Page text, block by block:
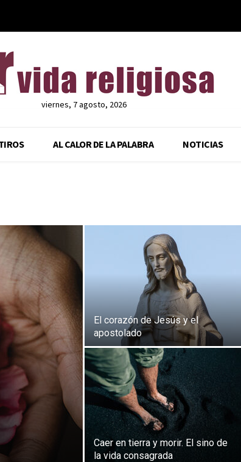
viernes, 7 agosto, 2026
AL CALOR DE LA PALABRA NOTICIAS
El corazón de Jesús y el
apostolado
Caer en tierra y morir. El sino de
la vida consagrada